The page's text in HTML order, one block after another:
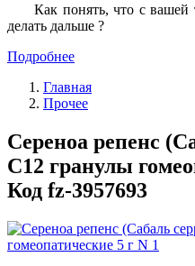
Как понять, что с
делать дальше ?
Подробнее
Главная
Прочее
Сереноа репенс
С12 гранулы
Код fz-3957693